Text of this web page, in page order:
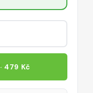
· 479 Kč